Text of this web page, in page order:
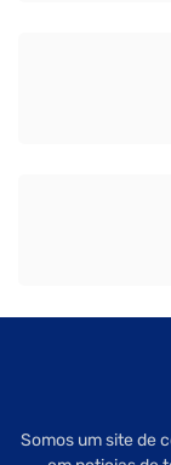
Somos um site de